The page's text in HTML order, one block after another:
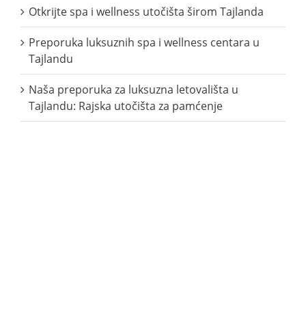
Otkrijte spa i wellness utočišta širom Tajlanda
Preporuka luksuznih spa i wellness centara u
Tajlandu
Naša preporuka za luksuzna letovališta u
Tajlandu: Rajska utočišta za pamćenje